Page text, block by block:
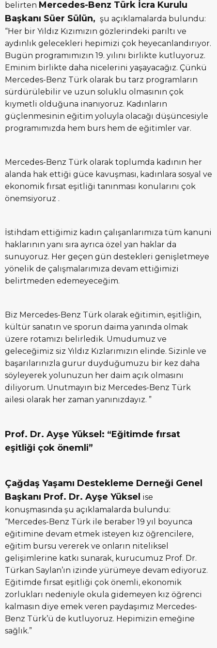
belirten Mercedes-Benz Türk İcra Kurulu
Başkanı Süer Sülün, şu açıklamalarda bulundu:
“Her bir Yıldız Kızımızın gözlerindeki parıltı ve
aydınlık gelecekleri hepimizi çok heyecanlandırıyor.
Bugün programımızın 19. yılını birlikte kutluyoruz.
Eminim birlikte daha nicelerini yaşayacağız. Çünkü
Mercedes-Benz Türk olarak bu tarz programların
sürdürülebilir ve uzun soluklu olmasının çok
kıymetli olduğuna inanıyoruz. Kadınların
güçlenmesinin eğitim yoluyla olacağı düşüncesiyle
programımızda hem burs hem de eğitimler var.
Mercedes-Benz Türk olarak toplumda kadının her
alanda hak ettiği güce kavuşması, kadınlara sosyal ve
ekonomik fırsat eşitliği tanınması konularını çok
önemsiyoruz .
İstihdam ettiğimiz kadın çalışanlarımıza tüm kanuni
haklarının yanı sıra ayrıca özel yan haklar da
sunuyoruz. Her geçen gün destekleri genişletmeye
yönelik de çalışmalarımıza devam ettiğimizi
belirtmeden edemeyeceğim.
Biz Mercedes-Benz Türk olarak eğitimin, eşitliğin,
kültür sanatın ve sporun daima yanında olmak
üzere rotamızı belirledik. Umudumuz ve
geleceğimiz siz Yıldız Kızlarımızın elinde. Sizinle ve
başarılarınızla gurur duyduğumuzu bir kez daha
söyleyerek yolunuzun her daim açık olmasını
diliyorum. Unutmayın biz Mercedes-Benz Türk
ailesi olarak her zaman yanınızdayız. ”
Prof. Dr. Ayşe Yüksel: “Eğitimde fırsat
eşitliği çok önemli”
Çağdaş Yaşamı Destekleme Derneği Genel
Başkanı Prof. Dr. Ayşe Yüksel ise
konuşmasında şu açıklamalarda bulundu:
“Mercedes-Benz Türk ile beraber 19 yıl boyunca
eğitimine devam etmek isteyen kız öğrencilere,
eğitim bursu vererek ve onların niteliksel
gelişimlerine katkı sunarak, kurucumuz Prof. Dr.
Türkan Saylan’ın izinde yürümeye devam ediyoruz.
Eğitimde fırsat eşitliği çok önemli, ekonomik
zorlukları nedeniyle okula gidemeyen kız öğrenci
kalmasın diye emek veren paydaşımız Mercedes-
Benz Türk’ü de kutluyoruz. Hepimizin emeğine
sağlık.”